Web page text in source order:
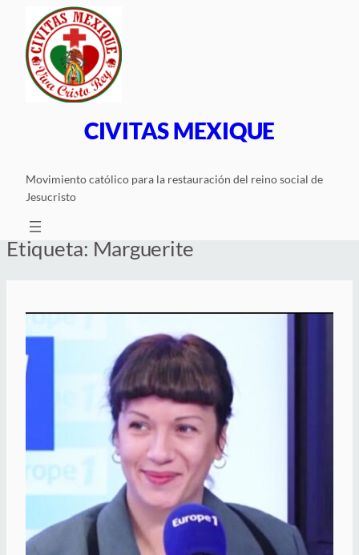
contenido
CIVITAS MEXIQUE
Movimiento católico para la restauración del reino social de
Jesucristo
Etiqueta: Marguerite